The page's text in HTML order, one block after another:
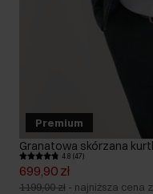
Premium
Granatowa skórzana
4.8 (47)
699,90 zł
1199,00 zł - najniższa cena